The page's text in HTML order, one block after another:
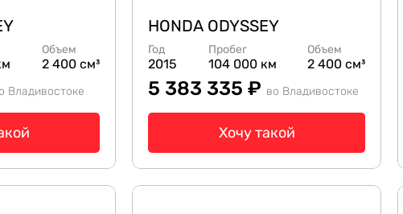
Объем
2 400 см³
Владивостоке
HONDA ODYSSEY
Год
2015
Пробег
104 000 км
Объем
2 400 см³
5 383 335 ₽ во Владивостоке
Хочу такой